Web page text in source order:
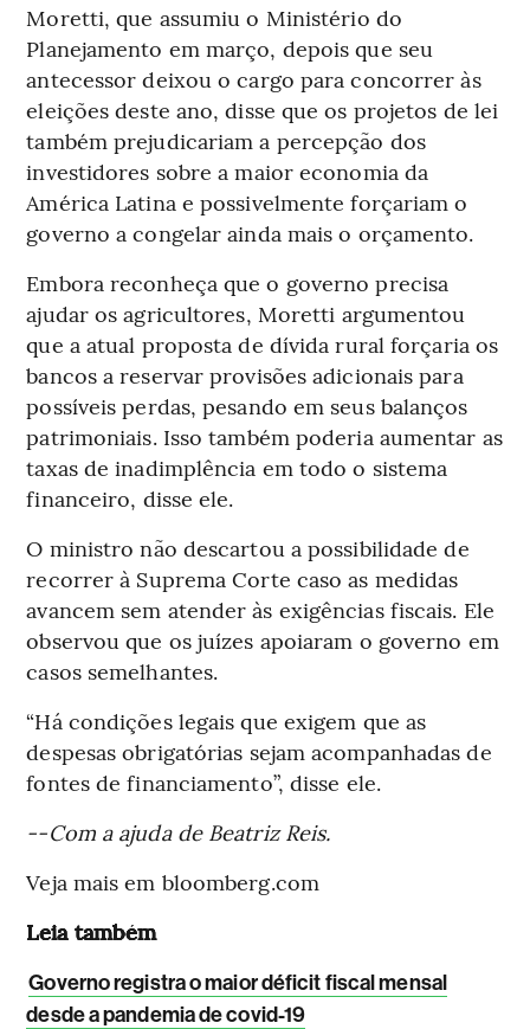
Moretti, que assumiu o Ministério do
Planejamento em março, depois que seu
antecessor deixou o cargo para concorrer às
eleições deste ano, disse que os projetos de lei
também prejudicariam a percepção dos
investidores sobre a maior economia da
América Latina e possivelmente forçariam o
governo a congelar ainda mais o orçamento.
Embora reconheça que o governo precisa
ajudar os agricultores, Moretti argumentou
que a atual proposta de dívida rural forçaria os
bancos a reservar provisões adicionais para
possíveis perdas, pesando em seus balanços
patrimoniais. Isso também poderia aumentar as
taxas de inadimplência em todo o sistema
financeiro, disse ele.
O ministro não descartou a possibilidade de
recorrer à Suprema Corte caso as medidas
avancem sem atender às exigências fiscais. Ele
observou que os juízes apoiaram o governo em
casos semelhantes.
“Há condições legais que exigem que as
despesas obrigatórias sejam acompanhadas de
fontes de financiamento”, disse ele.
--Com a ajuda de Beatriz Reis.
Veja mais em bloomberg.com
Leia também
Governo registra o maior déficit fiscal mensal
desde a pandemia de covid-19